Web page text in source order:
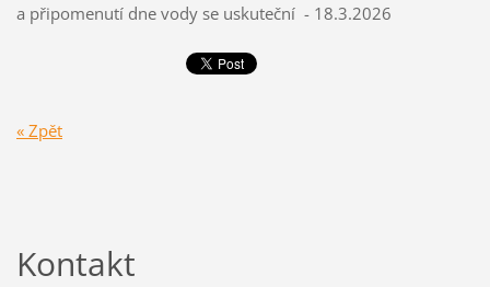
a připomenutí dne vody se uskuteční - 18.3.2026
« Zpět
Kontakt